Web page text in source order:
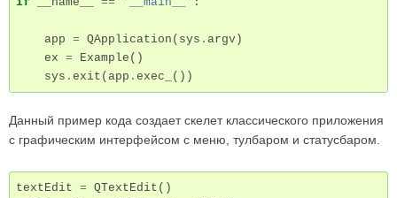
app = QApplication ( sys . argv)
ex = Example ()
sys . exit ( app . exec_ ())
Данный пример кода создает скелет классического приложения
с графическим интерфейсом с меню, тулбаром и статусбаром.
textEdit = QTextEdit ()